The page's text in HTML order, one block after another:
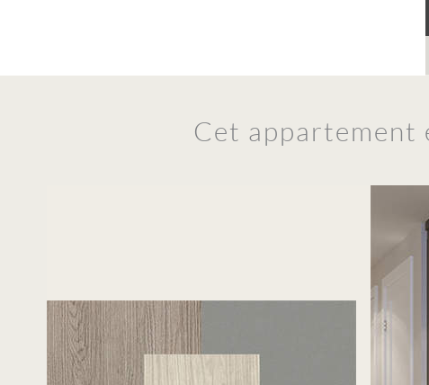
Cet appartement